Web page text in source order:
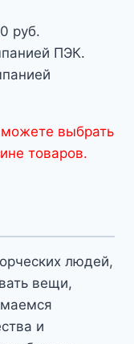
руб.
ПЭК.
выбрать
товаров.
людей,
вещи,
и